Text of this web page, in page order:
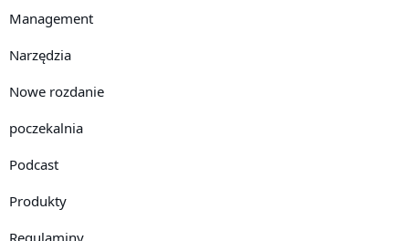
Management
Narzędzia
Nowe rozdanie
poczekalnia
Podcast
Produkty
Regulaminy